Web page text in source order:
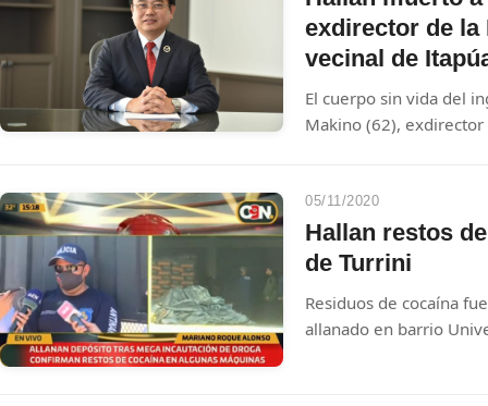
exdirector de la
vecinal de
El cuerpo sin vida del
Makino (62),
San Pedro del Paraná,
desde el 7 de febrero,
el cuello. Dos
05/11/2020
Hallan restos
de Turrini
Residuos de cocaína
allanado en barrio